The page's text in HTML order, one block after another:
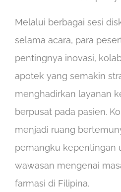
Melalui berbagai sesi
selama acara, para
pentingnya inovasi,
apotek yang semakin
menghadirkan layanan
berpusat pada pasien.
menjadi ruang
pemangku kepentingan
wawasan mengenai
farmasi di Filipina.